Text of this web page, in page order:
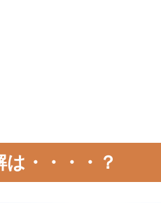
は・・・・？